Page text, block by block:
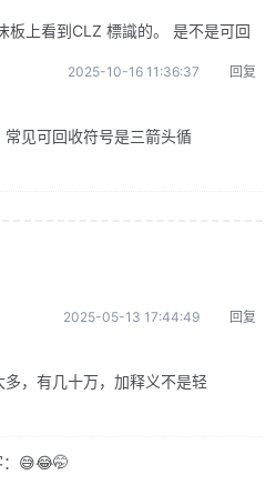
板上看到CLZ 標識的。 是不是可回
2025-10-16 11:36:37 回复
见可回收符号是三箭头循
2025-05-13 17:44:49 回复
，有几十万，加释义不是轻
：😅😂🤭